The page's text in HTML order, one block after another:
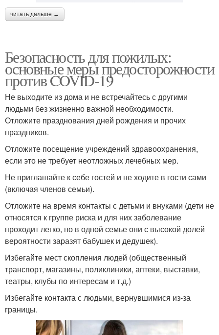
читать дальше →
Безопасность для пожилых:
основные меры предосторожности
против COVID-19
Не выходите из дома и не встречайтесь с другими
людьми без жизненно важной необходимости.
Отложите празднования дней рождения и прочих
праздников.
Отложите посещение учреждений здравоохранения,
если это не требует неотложных лечебных мер.
Не приглашайте к себе гостей и не ходите в гости сами
(включая членов семьи).
Отложите на время контакты с детьми и внуками (дети не
относятся к группе риска и для них заболевание
проходит легко, но в одной семье они с высокой долей
вероятности заразят бабушек и дедушек).
Избегайте мест скопления людей (общественный
транспорт, магазины, поликлиники, аптеки, выставки,
театры, клубы по интересам и т.д.)
Избегайте контакта с людьми, вернувшимися из-за
границы.